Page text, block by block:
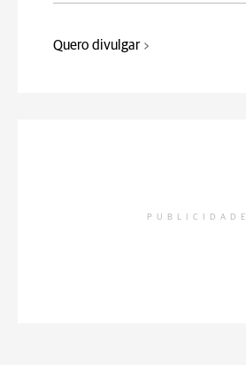
Quero divulgar
PUBLICIDADE